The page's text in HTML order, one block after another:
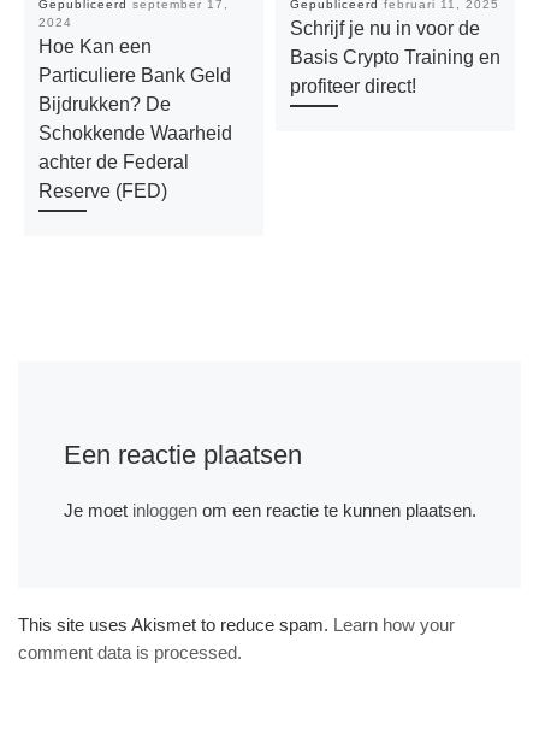
Gepubliceerd september 17,
2024
Hoe Kan een
Particuliere Bank Geld
Bijdrukken? De
Schokkende Waarheid
achter de Federal
Reserve (FED)
Gepubliceerd februari 11, 2025
Schrijf je nu in voor de
Basis Crypto Training en
profiteer direct!
Een reactie plaatsen
Je moet inloggenom een reactie te kunnen plaatsen.
This site uses Akismet to reduce spam. Learn how your
comment data is processed.